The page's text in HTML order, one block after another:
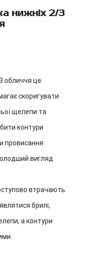
нижніх 2/3
обличчя це
скоригувати
щелепи та
контури
провисання
вигляд.
втрачають
брилі,
а контури